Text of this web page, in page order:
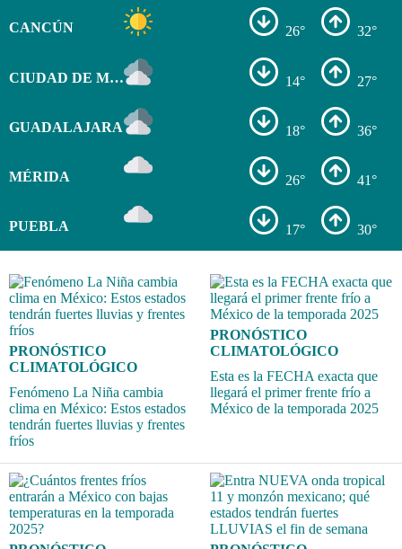
CANCÚN 26° 32°
CIUDAD DE MÉXICO 14° 27°
GUADALAJARA 18° 36°
MÉRIDA 26° 41°
PUEBLA 17° 30°
PRONÓSTICO
CLIMATOLÓGICO
Fenómeno La Niña cambia
clima en México: Estos estados
tendrán fuertes lluvias y frentes
fríos
PRONÓSTICO
CLIMATOLÓGICO
Esta es la FECHA exacta que
llegará el primer frente frío a
México de la temporada 2025